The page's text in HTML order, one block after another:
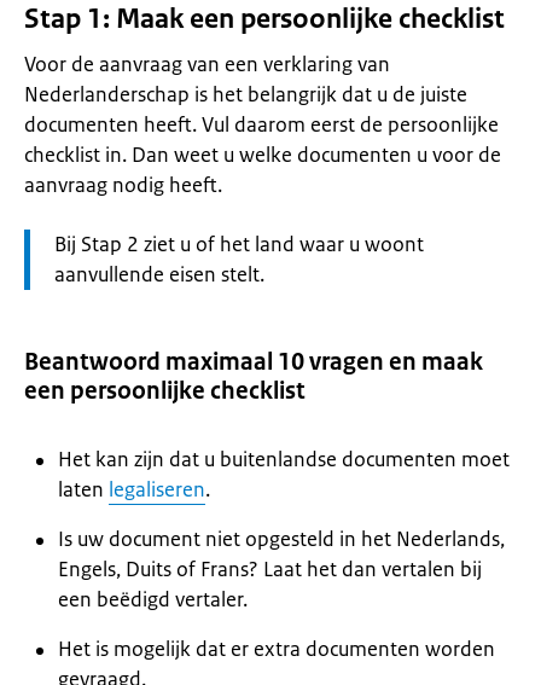
Stap 1: Maak een persoonlijke checklist
Voor de aanvraag van een verklaring van
Nederlanderschap is het belangrijk dat u de juiste
documenten heeft. Vul daarom eerst de persoonlijke
checklist in. Dan weet u welke documenten u voor de
aanvraag nodig heeft.
Let
op:
Bij Stap 2 ziet u of het land waar u woont
aanvullende eisen stelt.
Beantwoord maximaal 10 vragen en maak
een persoonlijke checklist
Het kan zijn dat u buitenlandse documenten moet
laten legaliseren.
Is uw document niet opgesteld in het Nederlands,
Engels, Duits of Frans? Laat het dan vertalen bij
een beëdigd vertaler.
Het is mogelijk dat er extra documenten worden
gevraagd.